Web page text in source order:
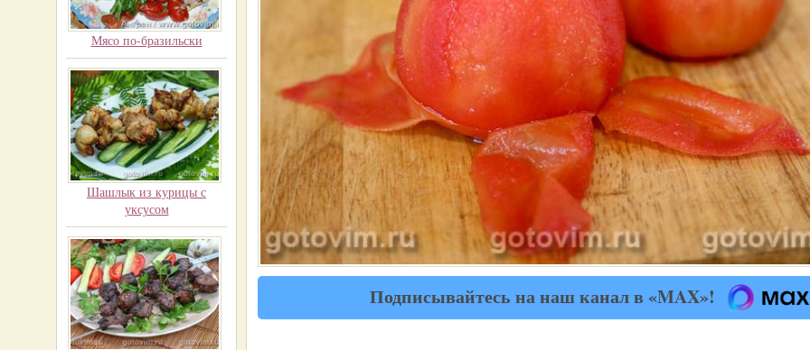
Мясо по-бразильски
Шашлык из курицы с
уксусом
Подписывайтесь на наш канал в «MAX»!